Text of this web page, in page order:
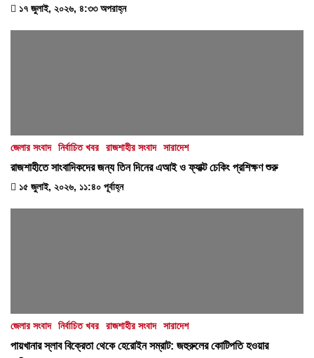
১৭ জুলাই, ২০২৬, ৪:৩৩ অপরাহ্ন
জেলার সংবাদ নির্বাচিত খবর রাজশাহীর সংবাদ সারাদেশ
রাজশাহীতে সাংবাদিকদের জন্য তিন দিনের এআই ও ফ্যাক্ট চেকিং প্রশিক্ষণ শুরু
১৫ জুলাই, ২০২৬, ১১:৪০ পূর্বাহ্ন
জেলার সংবাদ নির্বাচিত খবর রাজশাহীর সংবাদ সারাদেশ
পায়খানার স্লাব বিক্রেতা থেকে হেরোইন সম্রাট: জহুরুলের কোটিপতি হওয়ার